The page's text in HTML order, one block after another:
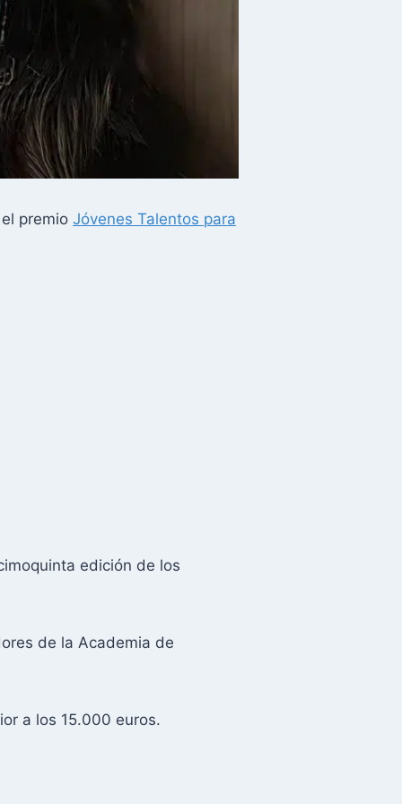
premio Jóvenes Talentos para
edición de los
de la Academia de
a los 15.000 euros.